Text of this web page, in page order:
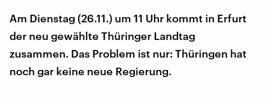
Am Dienstag (26.11.) um 11 Uhr kommt in Erfurt
der neu gewählte Thüringer Landtag
zusammen. Das Problem ist nur: Thüringen hat
noch gar keine neue Regierung.